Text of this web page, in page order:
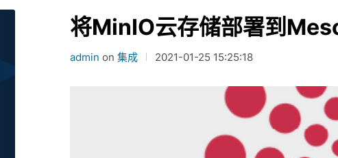
将MinIO云存储部署到
admin on 集成 2021-01-25 15:25:18